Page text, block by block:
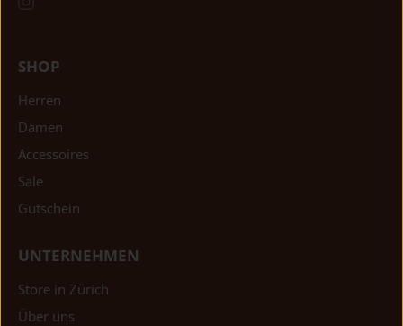
SHOP
Herren
Damen
Accessoires
Sale
Gutschein
UNTERNEHMEN
Store in Zürich
Über uns